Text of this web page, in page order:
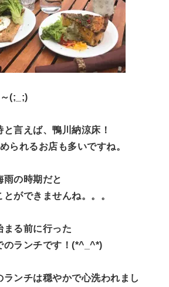
(;_;)
言えば、鴨川納涼床！
られるお店も多いですね。
雨の時期だと
ができませんね。。。
まる前に行った
のランチです！(*^_^*)
ランチは穏やかで心洗われまし